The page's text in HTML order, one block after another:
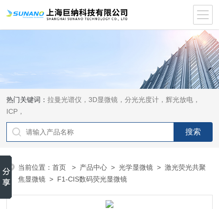
热门关键词：拉曼光谱仪，3D显微镜，分光光度计，辉光放电，
ICP，
当前位置：首页 > 产品中心 >光学显微镜 >激光荧光共聚
焦显微镜 > F1-CIS数码荧光显微镜